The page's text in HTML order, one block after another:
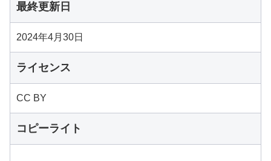
最終更新日
2024年4月30日
ライセンス
CC BY
コピーライト